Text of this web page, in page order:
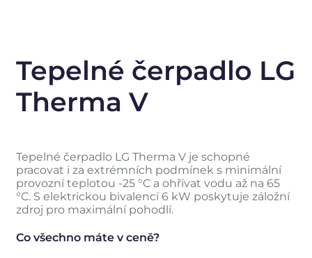
Tepelné čerpadlo LG
Therma V
Tepelné čerpadlo LG Therma V je schopné
pracovat i za extrémních podmínek s minimální
provozní teplotou -25 °C a ohřívat vodu až na 65
°C. S elektrickou bivalencí 6 kW poskytuje záložní
zdroj pro maximální pohodlí.
Co všechno máte v ceně?